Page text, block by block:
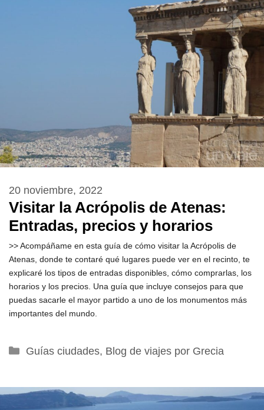
Visitar la Acrópolis de Atenas:
Entradas, precios y horarios
20 noviembre, 2022
>> Acompáñame en esta guía de cómo visitar la Acrópolis de
Atenas, donde te contaré qué lugares puede ver en el recinto, te
explicaré los tipos de entradas disponibles, cómo comprarlas, los
horarios y los precios. Una guía que incluye consejos para que
puedas sacarle el mayor partido a uno de los monumentos más
importantes del mundo.
Categorías
Guías ciudades, Blog de viajes por Grecia